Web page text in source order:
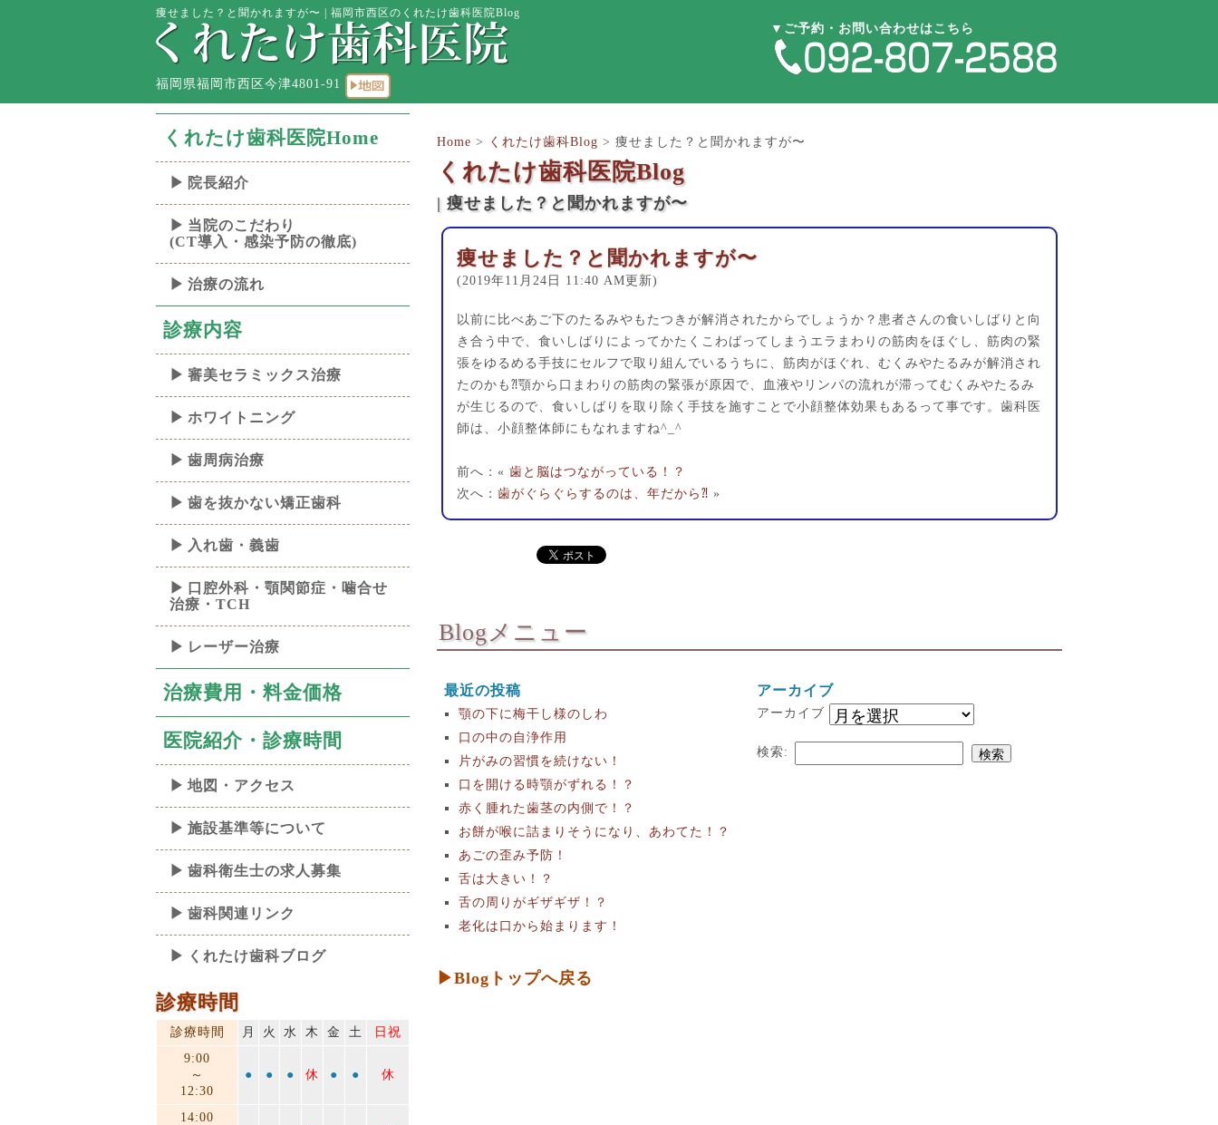
痩せました？と聞かれますが〜 | 福岡市西区のくれたけ歯科医院Blog
福岡県福岡市西区今津4801-91
▼ご予約・お問い合わせはこちら
くれたけ歯科医院Home
院長紹介
当院のこだわり
(CT導入・感染予防の徹底)
治療の流れ
診療内容
審美セラミックス治療
ホワイトニング
歯周病治療
歯を抜かない矯正歯科
入れ歯・義歯
口腔外科・顎関節症・噛合せ
治療・TCH
レーザー治療
治療費用・料金価格
医院紹介・診療時間
地図・アクセス
施設基準等について
歯科衛生士の求人募集
歯科関連リンク
くれたけ歯科ブログ
Home > くれたけ歯科Blog > 痩せました？と聞かれますが〜
くれたけ歯科医院Blog
| 痩せました？と聞かれますが〜
痩せました？と聞かれますが〜
(2019年11月24日 11:40 AM更新)
以前に比べあご下のたるみやもたつきが解消されたからでしょうか？患者さんの食いしばりと向
き合う中で、食いしばりによってかたくこわばってしまうエラまわりの筋肉をほぐし、筋肉の緊
張をゆるめる手技にセルフで取り組んでいるうちに、筋肉がほぐれ、むくみやたるみが解消され
たのかも⁈顎から口まわりの筋肉の緊張が原因で、血液やリンパの流れが滞ってむくみやたるみ
が生じるので、食いしばりを取り除く手技を施すことで小顔整体効果もあるって事です。歯科医
師は、小顔整体師にもなれますね^_^
前へ：« 歯と脳はつながっている！？
次へ： 歯がぐらぐらするのは、年だから⁈ »
Blogメニュー
最近の投稿
顎の下に梅干し様のしわ
口の中の自浄作用
片がみの習慣を続けない！
口を開ける時顎がずれる！？
赤く腫れた歯茎の内側で！？
お餅が喉に詰まりそうになり、あわてた！？
あごの歪み予防！
舌は大きい！？
舌の周りがギザギザ！？
老化は口から始まります！
アーカイブ
アーカイブ
検索:
▶Blogトップへ戻る
診療時間
診療時間 月 火 水 木 金 土
日祝
9:00
～
12:30
● ● ● 休 ● ● 休
14:00